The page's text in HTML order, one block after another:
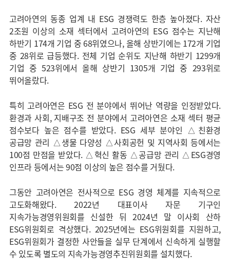
고려아연의 동종 업계 내 ESG 경쟁력도 한층 높아졌다. 자산
2조원 이상의 소재 섹터에서 고려아연의 ESG 점수는 지난해
하반기 174개 기업 중 68위였으나, 올해 상반기에는 172개 기업
중 28위로 급등했다. 전체 기업 순위도 지난해 하반기 1299개
기업 중 523위에서 올해 상반기 1305개 기업 중 293위로
뛰어올랐다.
특히 고려아연은 ESG 전 분야에서 뛰어난 역량을 인정받았다.
환경과 사회, 지배구조 전 분야에서 고려아연은 소재 섹터 평균
점수보다 높은 점수를 받았다. ESG 세부 분야인 △친환경
공급망 관리 △생물 다양성 △사회공헌 및 지역사회 등에서는
100점 만점을 받았다. △혁신 활동 △공급망 관리 △ESG경영
인프라 등에서는 90점 이상의 높은 점수를 거뒀다.
그동안 고려아연은 전사적으로 ESG 경영 체계를 지속적으로
고도화해왔다. 2022년 대표이사 자문 기구인
지속가능경영위원회를 신설한 뒤 2024년 말 이사회 산하
ESG위원회로 격상했다. 2025년에는 ESG위원회를 지원하고,
ESG위원회가 결정한 사안들을 실무 단계에서 신속하게 실행할
수 있도록 별도의 지속가능경영추진위원회를 설치했다.